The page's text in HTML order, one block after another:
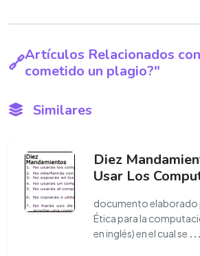
Artículos Relacionados
cometido un plagio?"
Similares
Diez
Usar Los
documento elaborado
Ética para la
en inglés) en el cual se ...